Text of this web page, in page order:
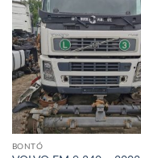
BONTÓ